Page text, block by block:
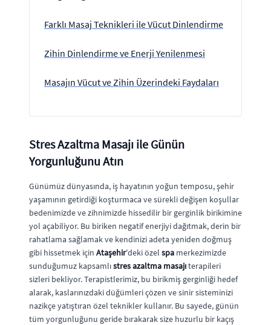
Farklı Masaj Teknikleri ile Vücut Dinlendirme
Zihin Dinlendirme ve Enerji Yenilenmesi
Masajın Vücut ve Zihin Üzerindeki Faydaları
Stres Azaltma Masajı ile Günün
Yorgunluğunu Atın
Günümüz dünyasında, iş hayatının yoğun temposu, şehir
yaşamının getirdiği koşturmaca ve sürekli değişen koşullar
bedenimizde ve zihnimizde hissedilir bir gerginlik birikimine
yol açabiliyor. Bu biriken negatif enerjiyi dağıtmak, derin bir
rahatlama sağlamak ve kendinizi adeta yeniden doğmuş
gibi hissetmek için Ataşehir'deki özel spa merkezimizde
sunduğumuz kapsamlıstres azaltma masajıterapileri
sizleri bekliyor. Terapistlerimiz, bu birikmiş gerginliği hedef
alarak, kaslarınızdaki düğümleri çözen ve sinir sisteminizi
nazikçe yatıştıran özel teknikler kullanır. Bu sayede, günün
tüm yorgunluğunu geride bırakarak size huzurlu bir kaçış